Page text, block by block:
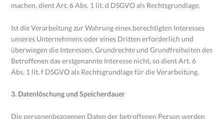
machen, dient Art. 6 Abs. 1 lit. d DSGVO als Rechtsgrundlage.
Ist die Verarbeitung zur Wahrung eines berechtigten Interesses
unseres Unternehmens oder eines Dritten erforderlich und
überwiegen die Interessen, Grundrechte und Grundfreiheiten des
Betroffenen das erstgenannte Interesse nicht, so dient Art. 6
Abs. 1 lit. f DSGVO als Rechtsgrundlage für die Verarbeitung.
3. Datenlöschung und Speicherdauer
Die personenbezogenen Daten der betroffenen Person werden